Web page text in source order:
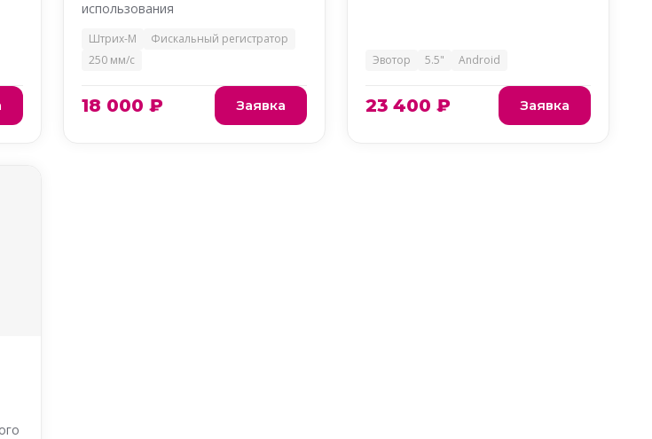
использования
Штрих-М
Фискальный регистратор
250 мм/с
18 000 ₽ Заявка
Эвотор 5.5" Android
23 400 ₽ Заявка